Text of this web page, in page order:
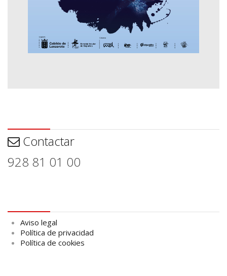
Contactar
928 81 01 00
Aviso legal
Política de privacidad
Política de cookies